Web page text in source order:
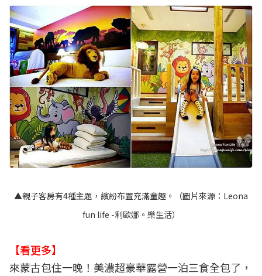
▲親子客房有4種主題，繽紛布置充滿童趣。（圖片來源： Leona
fun life -利歐娜。樂生活）
【看更多】
來蒙古包住一晚！美濃超豪華露營一泊三食全包了，